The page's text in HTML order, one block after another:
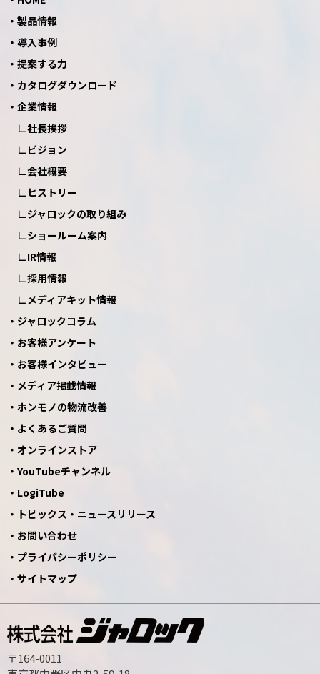
製品情報
導入事例
提案する力
カタログダウンロード
企業情報
社長挨拶
ビジョン
会社概要
ヒストリー
ジャロックの取り組み
ショールーム案内
IR情報
採用情報
メディアキット情報
ジャロックコラム
お客様アンケート
お客様インタビュー
メディア掲載情報
ホンモノの物流改善
よくあるご質問
オンラインストア
YouTubeチャンネル
LogiTube
トピックス・ニュースリリース
お問い合わせ
プライバシーポリシー
サイトマップ
〒164-0011